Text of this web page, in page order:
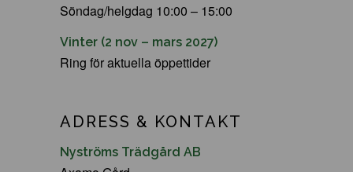
Söndag/helgdag 10:00 – 15:00
Vinter (2 nov – mars 2027)
Ring för aktuella öppettider
ADRESS & KONTAKT
Nyströms Trädgård AB